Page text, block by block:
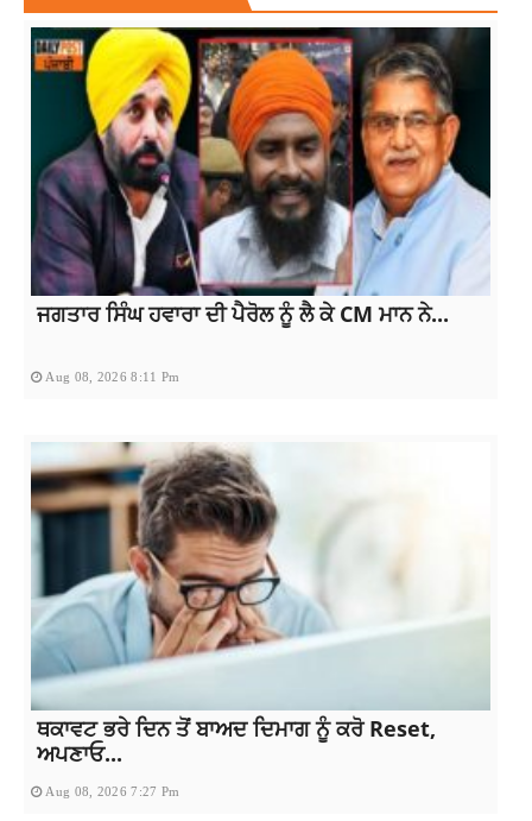
ਜਗਤਾਰ ਸਿੰਘ ਹਵਾਰਾ ਦੀ ਪੈਰੋਲ ਨੂੰ ਲੈ ਕੇ CM ਮਾਨ ਨੇ...
Aug 08, 2026 8:11 Pm
ਥਕਾਵਟ ਭਰੇ ਦਿਨ ਤੋਂ ਬਾਅਦ ਦਿਮਾਗ ਨੂੰ ਕਰੋ Reset,
ਅਪਣਾਓ...
Aug 08, 2026 7:27 Pm